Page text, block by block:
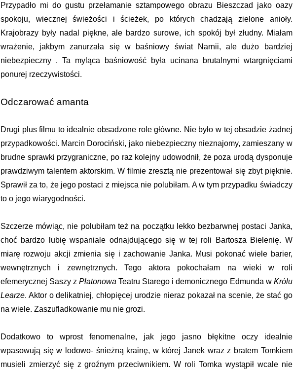
Przypadło mi do gustu przełamanie sztampowego obrazu Bieszczad jako oazy
spokoju, wiecznej świeżości i ścieżek, po których chadzają zielone anioły.
Krajobrazy były nadal piękne, ale bardzo surowe, ich spokój był złudny. Miałam
wrażenie, jakbym zanurzała się w baśniowy świat Narnii, ale dużo bardziej
niebezpieczny . Ta myląca baśniowość była ucinana brutalnymi wtargnięciami
ponurej rzeczywistości.
Odczarować amanta
Drugi plus filmu to idealnie obsadzone role główne. Nie było w tej obsadzie żadnej
przypadkowości. Marcin Dorociński, jako niebezpieczny nieznajomy, zamieszany w
brudne sprawki przygraniczne, po raz kolejny udowodnił, że poza urodą dysponuje
prawdziwym talentem aktorskim. W filmie zresztą nie prezentował się zbyt pięknie.
Sprawił za to, że jego postaci z miejsca nie polubiłam. A w tym przypadku świadczy
to o jego wiarygodności.
Szczerze mówiąc, nie polubiłam też na początku lekko bezbarwnej postaci Janka,
choć bardzo lubię wspaniale odnajdującego się w tej roli Bartosza Bielenię. W
miarę rozwoju akcji zmienia się i zachowanie Janka. Musi pokonać wiele barier,
wewnętrznych i zewnętrznych. Tego aktora pokochałam na wieki w roli
efemerycznej Saszy zPłatonowa Teatru Starego i demonicznego Edmunda w Królu
Learze. Aktor o delikatniej, chłopięcej urodzie nieraz pokazał na scenie, że stać go
na wiele. Zaszufladkowanie mu nie grozi.
Dodatkowo to wprost fenomenalne, jak jego jasno błękitne oczy idealnie
wpasowują się w lodowo- śnieżną krainę, w której Janek wraz z bratem Tomkiem
musieli zmierzyć się z groźnym przeciwnikiem. W roli Tomka wystąpił wcale nie